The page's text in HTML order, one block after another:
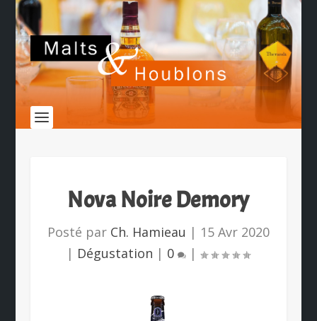
Nova Noire Demory
Posté par Ch. Hamieau | 15 Avr 2020
| Dégustation | 0 |